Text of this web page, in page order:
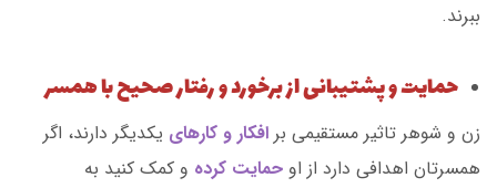
ببرند.
حمایت و پشتیبانی از برخورد و رفتار صحیح با همسر
زن و شوهر تاثیر مستقیمی بر افکار و کارهای یکدیگر دارند، اگر
همسرتان اهدافی دارد از او حمایت کرده و کمک کنید به